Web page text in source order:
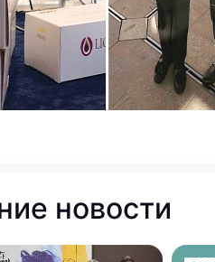
новости